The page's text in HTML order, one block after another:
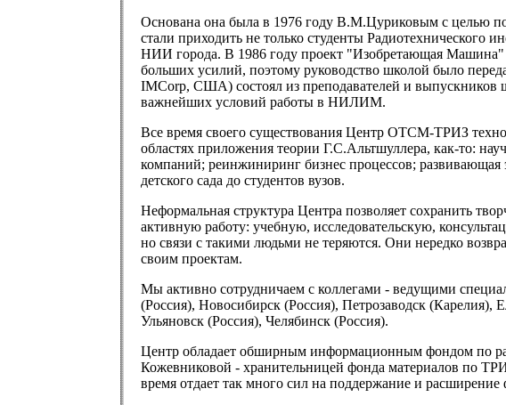
Основана она была в 1976 году В.М.Цуриковым с целью
стали приходить не только студенты Радиотехнического
НИИ города. В 1986 году проект "Изобретающая Машина"
больших усилий, поэтому руководство школой было
IMCorp, США) состоял из преподавателей и
важнейших условий работы в НИЛИМ.
Все время своего существования Центр ОТСМ-ТРИЗ
областях приложения теории Г.С.Альтшуллера, как-то:
компаний; реинжиниринг бизнес процессов; развивающая
детского сада до студентов вузов.
Неформальная структура Центра позволяет сохранить
активную работу: учебную, исследовательскую,
но связи с такими людьми не теряются. Они нередко
своим проектам.
Мы активно сотрудничаем с коллегами - ведущими
(Россия), Новосибирск (Россия), Петрозаводск
Ульяновск (Россия), Челябинск (Россия).
Центр обладает обширным информационным фондом по
Кожевниковой - хранительницей фонда материалов по
время отдает так много сил на поддержание и расширение